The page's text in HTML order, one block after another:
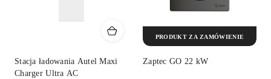
Stacja ładowania Autel Maxi
Charger Ultra AC
Zaptec GO 22 kW
PRODUKT ZA ZAMÓWIENIE